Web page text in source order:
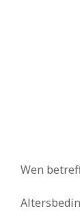
Wen